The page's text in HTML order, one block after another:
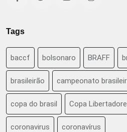
Tags
baccf bolsonaro BRAFF
brasileirão campeonato
copa do brasil Copa
coronavirus coronavírus